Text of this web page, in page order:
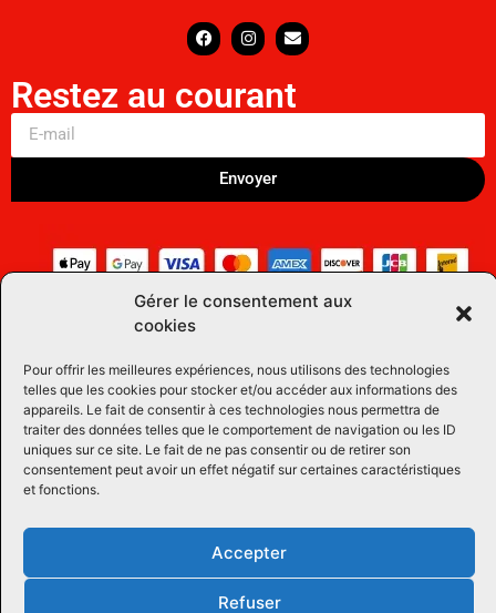
Gérer le consentement aux
cookies
Pour offrir les meilleures expériences, nous utilisons des technologies
telles que les cookies pour stocker et/ou accéder aux informations des
appareils. Le fait de consentir à ces technologies nous permettra de
traiter des données telles que le comportement de navigation ou les ID
uniques sur ce site. Le fait de ne pas consentir ou de retirer son
consentement peut avoir un effet négatif sur certaines caractéristiques
et fonctions.
Accepter
Refuser
Restez au courant
Envoyer